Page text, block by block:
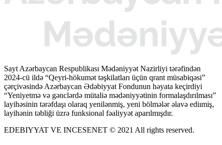
Sayt Azərbaycan Respublikası Mədəniyyət Nazirliyi tərəfindən
2024-cü ildə “Qeyri-hökumət təşkilatları üçün qrant müsabiqəsi”
çərçivəsində Azərbaycan Ədəbiyyat Fondunun həyata keçirdiyi
“Yeniyetmə və gənclərdə mütaliə mədəniyyətinin formalaşdırılması”
layihəsinin tərəfdaşı olaraq yenilənmiş, yeni bölmələr əlavə ediımiş,
layihənin təbliği üzrə funksional fəaliyyət aparılmışdır.
EDEBIYYAT VE INCESENET © 2021 All rights reserved.